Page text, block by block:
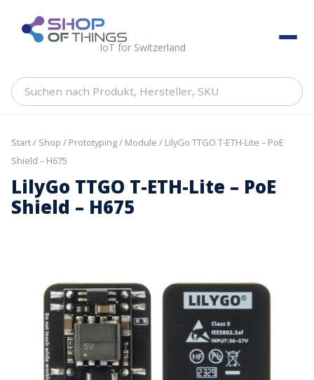
content ShopOfThings
IoT for Switzerland
Suchen
Hersteller,
Start/ Shop / Prototyping/ Module / LilyGo TTGO T-ETH-Lite – PoE
Shield – H675
LilyGo TTGO T-ETH-Lite – PoE
Shield – H675